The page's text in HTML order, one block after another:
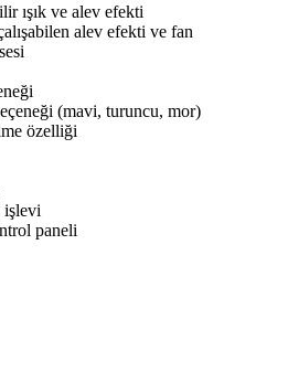
ışık ve alev efekti
alev efekti ve fan
(mavi, turuncu, mor)
özelliği
işlevi
paneli